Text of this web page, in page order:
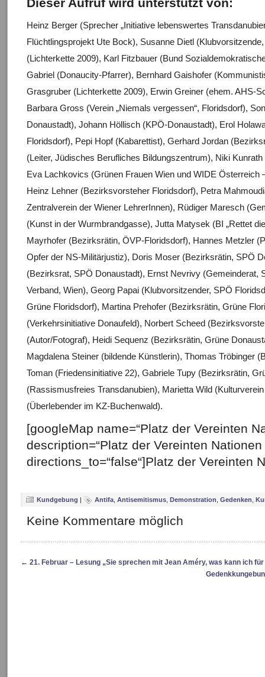
Heinz Berger (Sprecher „Initiative lebenswertes
Flüchtlingsprojekt Ute Bock), Susanne Dietl
(Lichterkette 2009), Karl Fitzbauer (Bund
Gabriel (Donaucity-Pfarrer), Bernhard Gaishofer
Grasgruber (Lichterkette 2009), Erwin Greiner (ehem. AHS-
Barbara Gross (Verein „Niemals vergessen“, Floridsdorf),
Donaustadt), Johann Höllisch (KPÖ-Donaustadt), Erol
Floridsdorf), Pepi Hopf (Kabarettist), Gerhard Jordan
(Leiter, Jüdisches Berufliches Bildungszentrum), Niki
Eva Lachkovics (Grünen Frauen Wien und WIDE Österreich
Heinz Lehner (Bezirksvorsteher Floridsdorf), Petra
Zentralverein der Wiener LehrerInnen), Rüdiger Maresch
(Kunst in der Wurmbrandgasse), Jutta Matysek (BI „Rettet
Mayrhofer (Bezirksrätin, ÖVP-Floridsdorf), Hannes Metzler
Opfer der NS-Militärjustiz), Doris Moser (Bezirksrätin, SPÖ
(Bezirksrat, SPÖ Donaustadt), Ernst Nevrivy (Gemeinderat,
Verband, Wien), Georg Papai (Klubvorsitzender, SPÖ
Grüne Floridsdorf), Martina Prehofer (Bezirksrätin, Grüne
(Verkehrsinitiative Donaufeld), Norbert Scheed
(Autor/Fotograf), Heidi Sequenz (Bezirksrätin, Grüne
Magdalena Steiner (bildende Künstlerin), Thomas Tröbinger
Toman (Friedensinitiative 22), Gabriele Tupy (Bezirksrätin,
(Rassismusfreies Transdanubien), Marietta Wild
(Überlebender im KZ-Buchenwald).
[googleMap name=“Platz der Vereinten
description=“Platz der Vereinten Nationen
directions_to=“false“]Platz der Vereinten
Kundgebung | Antifa Antisemitismus Demonstration Gedenken
Keine Kommentare möglich
← 21. Februar – Lesung „Sie sprechen mit Jean Améry, was kann ich für